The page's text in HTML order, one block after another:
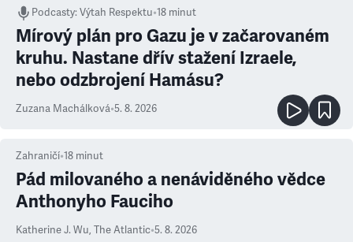
Podcasty:Výtah Respektu•18 minut
Mírový plán pro Gazu je v začarovaném
kruhu. Nastane dřív stažení Izraele,
nebo odzbrojení Hamásu?
Zuzana Machálková•5. 8. 2026
Zahraničí•18 minut
Pád milovaného a nenáviděného vědce
Anthonyho Fauciho
Katherine J. Wu, The Atlantic•5. 8. 2026